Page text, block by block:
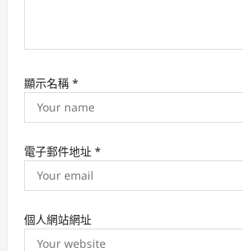
顯示名稱 *
電子郵件地址 *
個人網站網址